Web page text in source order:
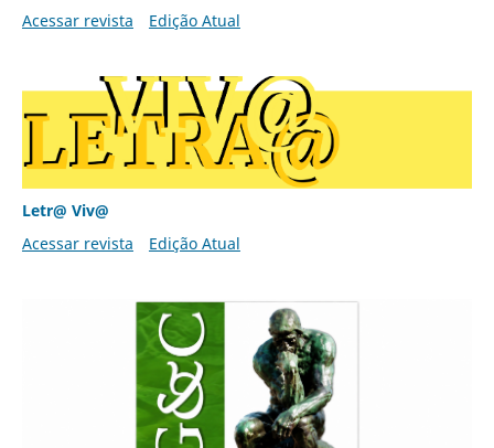
Acessar revista
Edição Atual
Letr@ Viv@
Acessar revista
Edição Atual